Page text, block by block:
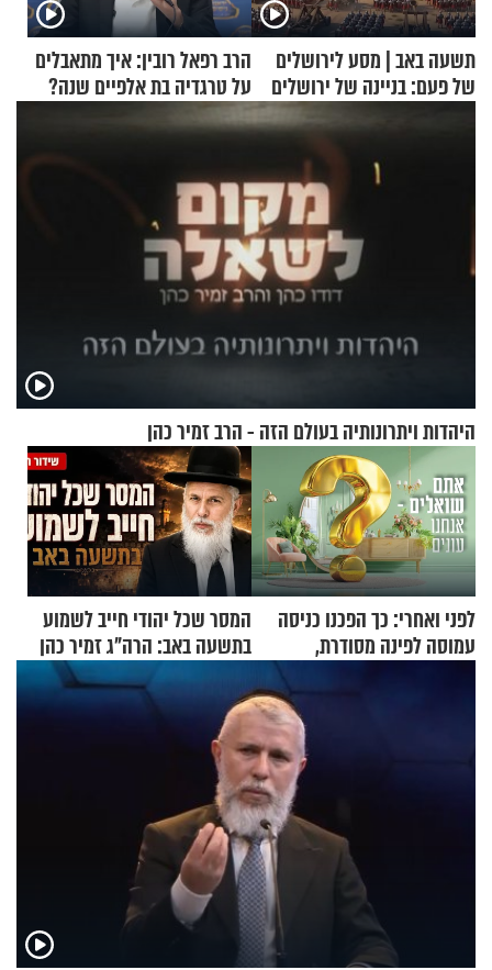
תשעה באב | מסע לירושלים
של פעם: בניינה של ירושלים
הרב רפאל רובין: איך מתאבלים
על טרגדיה בת אלפיים שנה?
היהדות ויתרונותיה בעולם הזה - הרב זמיר כהן
לפני ואחרי: כך הפכנו כניסה
עמוסה לפינה מסודרת,
המסר שכל יהודי חייב לשמוע
בתשעה באב: הרה"ג זמיר כהן
בשיעור מיוחד